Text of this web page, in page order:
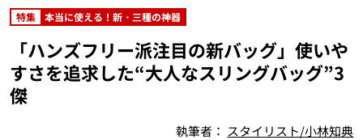
特集 本当に使える！新・三種の神器
「ハンズフリー派注目の新バッグ」使いや
すさを追求した“大人なスリングバッグ”3
傑
執筆者： スタイリスト/小林知典